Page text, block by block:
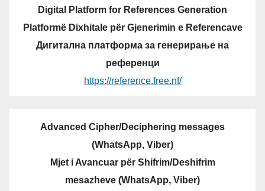
Digital Platform for References Generation
Platformë Dixhitale për Gjenerimin e Referencave
Дигитална платформа за генерирање на
референци
https://reference.free.nf/
Advanced Cipher/Deciphering messages
(WhatsApp, Viber)
Mjet i Avancuar për Shifrim/Deshifrim
mesazheve (WhatsApp, Viber)